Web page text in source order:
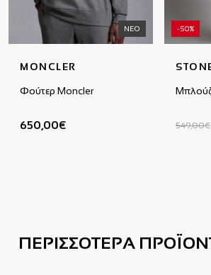
ΝΕΟ
MONCLER
Φούτερ Moncler
650,00€
-50%
549,00€
ΠΕΡΙΣΣΟΤΕΡΑ